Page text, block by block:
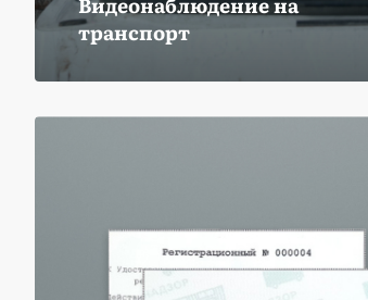
транспорт